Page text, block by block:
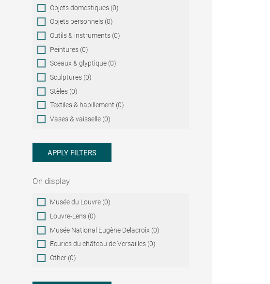
Objets domestiques (0)
Objets personnels (0)
Outils & instruments (0)
Peintures (0)
Sceaux & glyptique (0)
Sculptures (0)
Stèles (0)
Textiles & habillement (0)
Vases & vaisselle (0)
APPLY FILTERS
On display
On
display
Musée du Louvre (0)
Louvre-Lens (0)
Musée National Eugène Delacroix (0)
Ecuries du château de Versailles (0)
Other (0)